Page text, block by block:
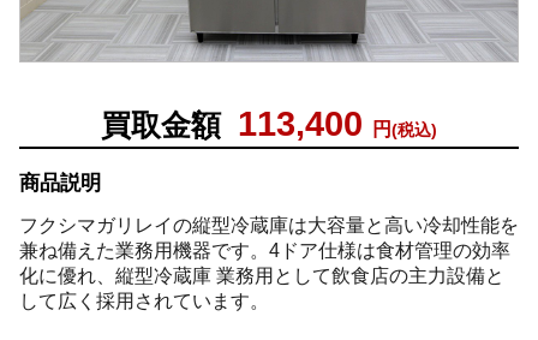
買取金額 113,400 円(税込)
商品説明
フクシマガリレイの縦型冷蔵庫は大容量と高い冷却性能を
兼ね備えた業務用機器です。4ドア仕様は食材管理の効率
化に優れ、縦型冷蔵庫 業務用として飲食店の主力設備と
して広く採用されています。